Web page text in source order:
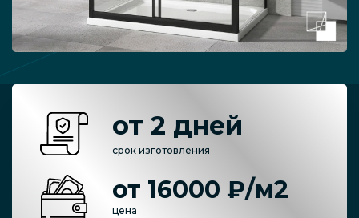
от 2 дней
срок изготовления
от 16000 ₽/м2
цена